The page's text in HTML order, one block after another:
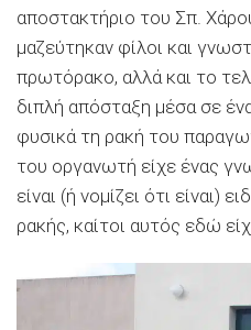
αποστακτήριο του Σπ.
μαζεύτηκαν φίλοι και
πρωτόρακο, αλλά και το
διπλή απόσταξη μέσα σε
φυσικά τη ρακή του
του οργανωτή είχε ένας
είναι (ή νομίζει ότι είναι)
ρακής, καίτοι αυτός εδώ